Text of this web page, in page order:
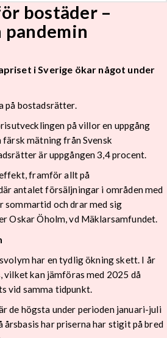
bostäder –
pandemin
i Sverige ökar något under
på bostadsrätter.
på villor en uppgång
mätning från Svensk
är uppgången 3,4 procent.
framför allt på
antalet försäljningar i områden med
sommartid och drar med sig
Oskar Öholm, vd Mäklarsamfundet.
har en tydlig ökning skett. I år
vilket kan jämföras med 2025 då
vid samma tidpunkt.
de högsta under perioden januari-juli
årsbasis har priserna har stigit på bred